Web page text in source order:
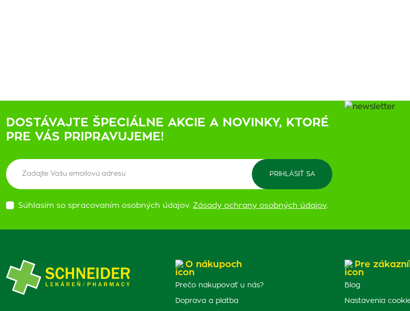
DOSTÁVAJTE ŠPECIÁLNE AKCIE A NOVINKY, KTORÉ
PRE VÁS PRIPRAVUJEME!
Súhlasím so spracovaním osobných údajov. Zásady ochrany osobných údajov.
O nákupoch
Prečo nakupovať u nás?
Doprava a platba
Pre
Blog
Nastavenia